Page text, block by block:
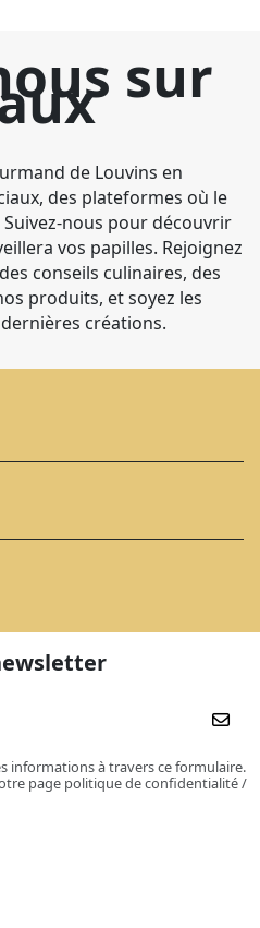
sur
de Louvins en
des plateformes où le
nous pour découvrir
vos papilles. Rejoignez
conseils culinaires, des
produits, et soyez les
créations.
informations à travers ce formulaire.
page politique de confidentialité /